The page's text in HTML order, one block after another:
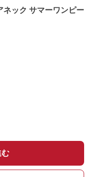
ネック サマーワンピー
む